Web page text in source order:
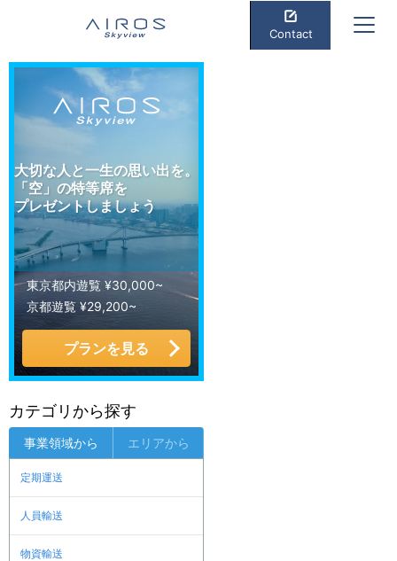
Contact
大切な人と一生の思い出を。
「空」の特等席を
プレゼントしましょう
東京都内遊覧 ¥30,000~
京都遊覧 ¥29,200~
プランを見る
カテゴリから探す
事業領域から エリアから
定期運送
人員輸送
物資輸送